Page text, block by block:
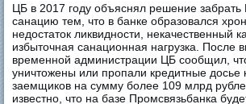
ЦБ в 2017 году объяснял решение забрать
санацию тем, что в банке образовался
недостаток ликвидности, некачественный
избыточная санационная нагрузка. После
временной администрации ЦБ сообщил,
уничтожены или пропали кредитные досье
заемщиков на сумму более 109 млрд
известно, что на базе Промсвязьбанка